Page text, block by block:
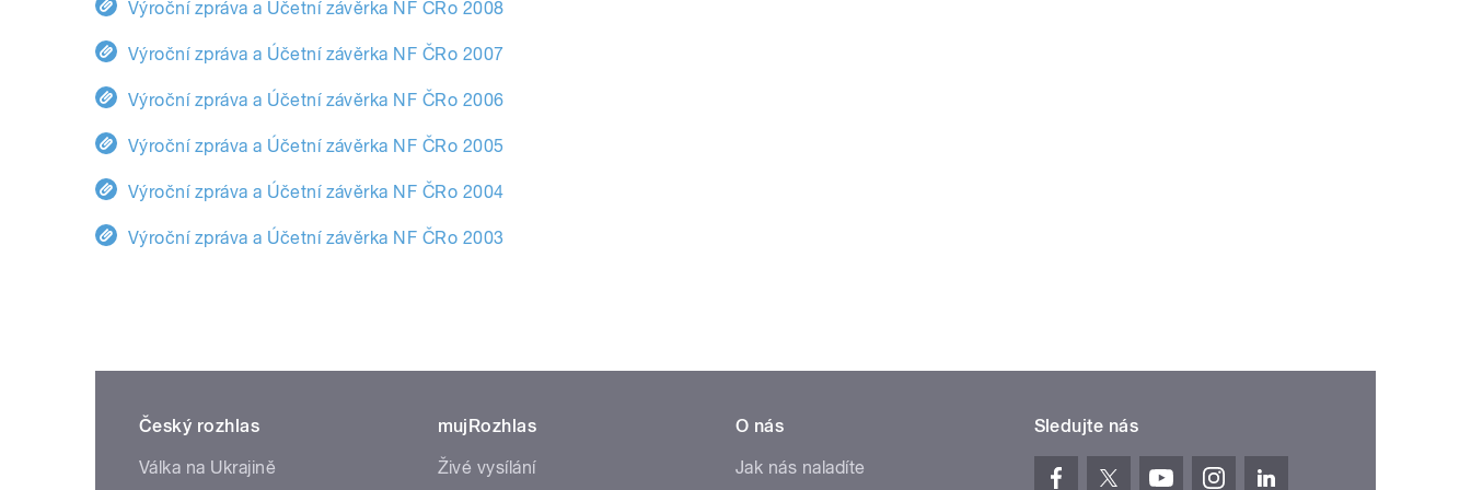
Výroční zpráva a Účetní závěrka NF ČRo 2008
Výroční zpráva a Účetní závěrka NF ČRo 2007
Výroční zpráva a Účetní závěrka NF ČRo 2006
Výroční zpráva a Účetní závěrka NF ČRo 2005
Výroční zpráva a Účetní závěrka NF ČRo 2004
Výroční zpráva a Účetní závěrka NF ČRo 2003
Český rozhlas
Válka na Ukrajině
mujRozhlas
Živé vysílání
O nás
Jak nás naladíte
Sledujte nás